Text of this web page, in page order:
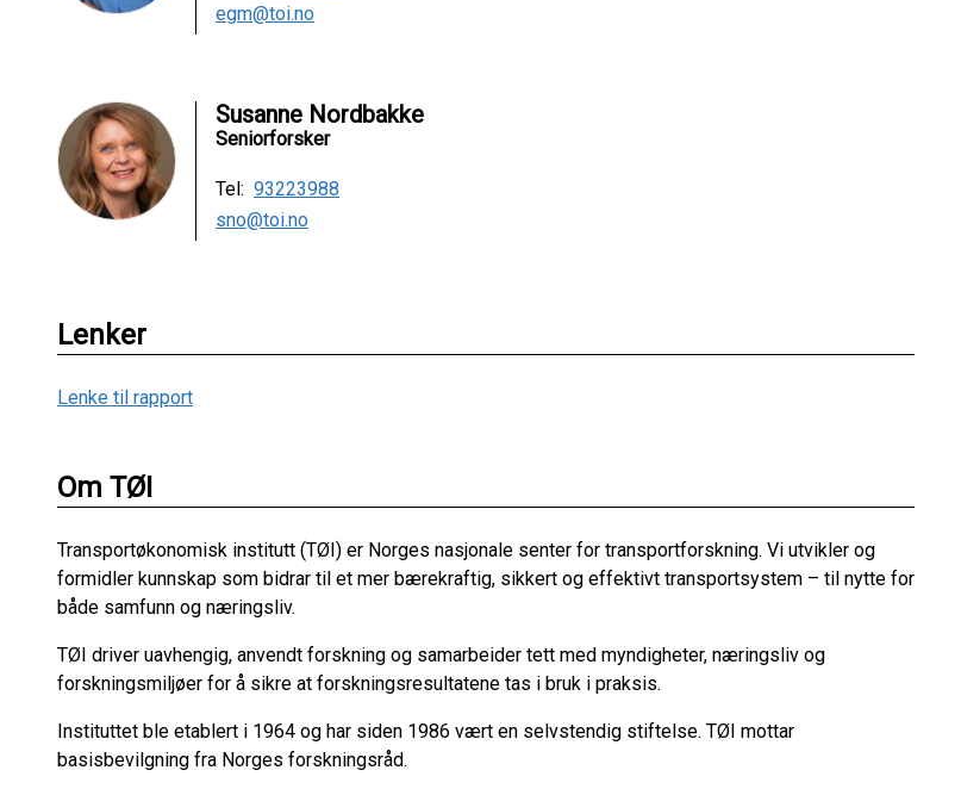
egm@toi.no
Susanne Nordbakke
Seniorforsker
Tel: 93223988
sno@toi.no
Lenker
Lenke til rapport
Om TØI
Transportøkonomisk institutt (TØI) er Norges nasjonale senter for transportforskning. Vi utvikler og
formidler kunnskap som bidrar til et mer bærekraftig, sikkert og effektivt transportsystem – til nytte for
både samfunn og næringsliv.
TØI driver uavhengig, anvendt forskning og samarbeider tett med myndigheter, næringsliv og
forskningsmiljøer for å sikre at forskningsresultatene tas i bruk i praksis.
Instituttet ble etablert i 1964 og har siden 1986 vært en selvstendig stiftelse. TØI mottar
basisbevilgning fra Norges forskningsråd.